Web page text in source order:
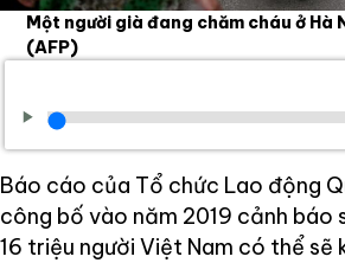
Một người già đang chăm cháu ở Hà
(AFP)
Báo cáo của Tổ chức Lao động
công bố vào năm 2019 cảnh báo
16 triệu người Việt Nam có thể sẽ